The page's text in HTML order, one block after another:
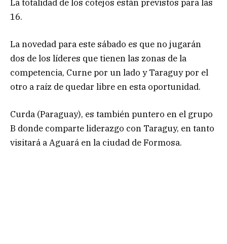
La totalidad de los cotejos están previstos para las
16.
La novedad para este sábado es que no jugarán
dos de los líderes que tienen las zonas de la
competencia, Curne por un lado y Taraguy por el
otro a raíz de quedar libre en esta oportunidad.
Curda (Paraguay), es también puntero en el grupo
B donde comparte liderazgo con Taraguy, en tanto
visitará a Aguará en la ciudad de Formosa.